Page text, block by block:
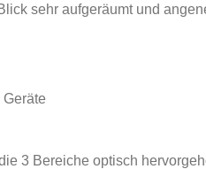
sehr aufgeräumt und
3 Bereiche optisch